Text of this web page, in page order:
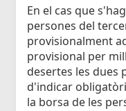
En el cas que
persones del
provisionalment
provisional per
desertes les dues
d'indicar
la borsa de les